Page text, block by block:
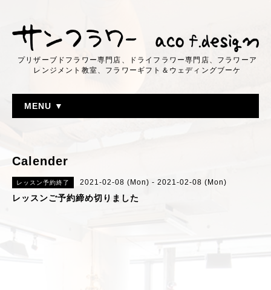
プリザーブドフラワー専門店、ドライフラワー専門店、フラワーア
レンジメント教室、フラワーギフト＆ウェディングブーケ
MENU ▼
Calender
レッスン予約終了 2021-02-08 (Mon) - 2021-02-08 (Mon)
レッスンご予約締め切りました